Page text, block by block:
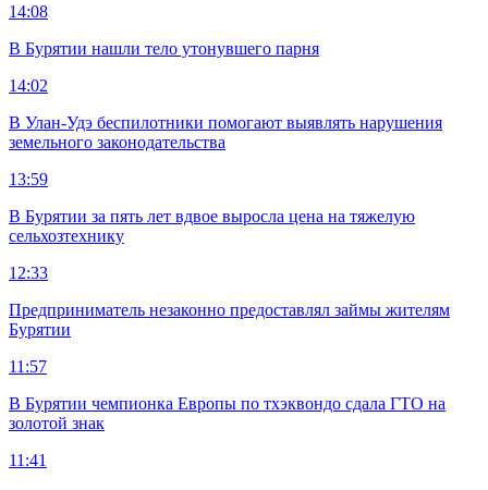
14:08
В Бурятии нашли тело утонувшего парня
14:02
В Улан-Удэ беспилотники помогают выявлять нарушения
земельного законодательства
13:59
В Бурятии за пять лет вдвое выросла цена на тяжелую
сельхозтехнику
12:33
Предприниматель незаконно предоставлял займы жителям
Бурятии
11:57
В Бурятии чемпионка Европы по тхэквондо сдала ГТО на
золотой знак
11:41